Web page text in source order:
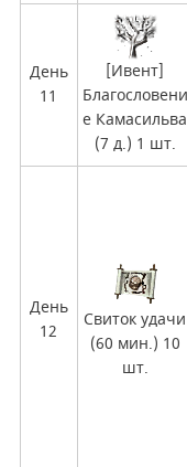
День
11
[Ивент]
Благословени
е Камасильва
(7 д.) 1 шт.
День
12
Свиток удачи
(60 мин.) 10
шт.